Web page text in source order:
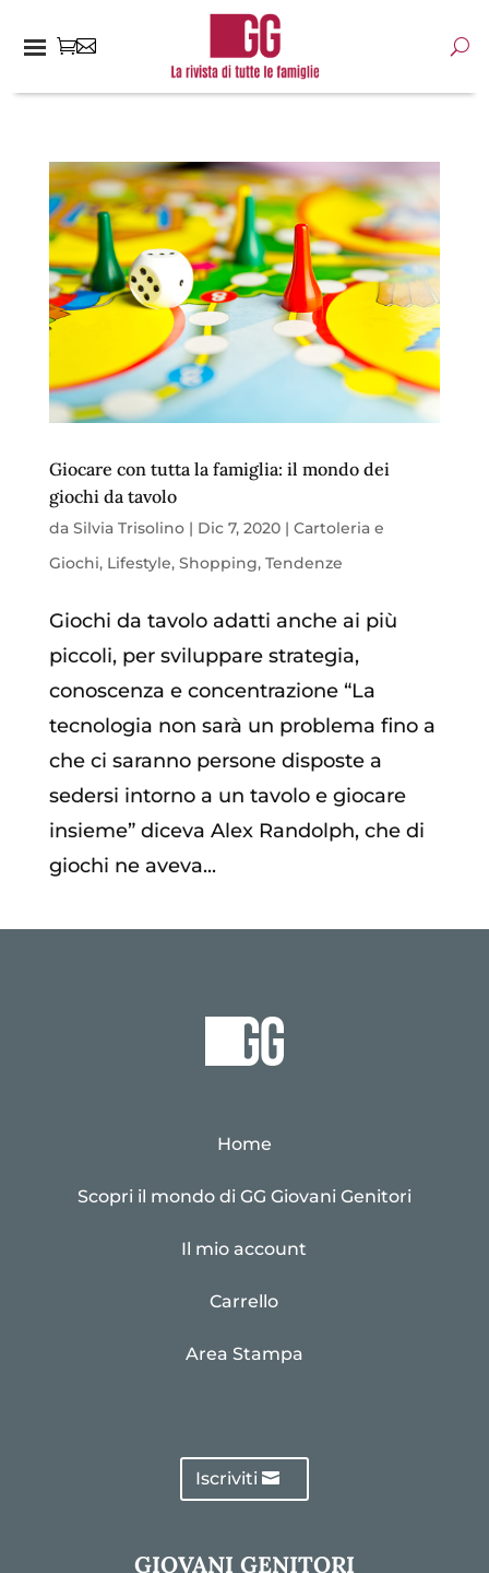
Giocare con tutta la famiglia: il mondo dei
giochi da tavolo
da Silvia Trisolino| Dic 7, 2020| Cartoleria e
Giochi, Lifestyle, Shopping, Tendenze
Giochi da tavolo adatti anche ai più
piccoli, per sviluppare strategia,
conoscenza e concentrazione “La
tecnologia non sarà un problema fino a
che ci saranno persone disposte a
sedersi intorno a un tavolo e giocare
insieme” diceva Alex Randolph, che di
giochi ne aveva...
Home
Scopri il mondo di GG Giovani Genitori
Il mio account
Carrello
Area Stampa
Iscriviti
GIOVANI GENITORI